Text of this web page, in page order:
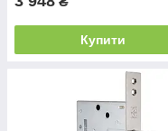
Купити